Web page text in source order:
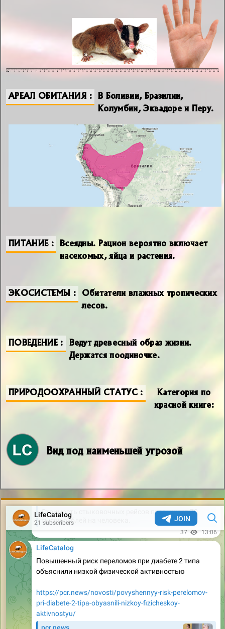
АРЕАЛ ОБИТАНИЯ В Боливии, Бразилии,
Колумбии, Эквадоре и Перу.
ПИТАНИЕ Всеядны. Рацион вероятно включает
насекомых, яйца и растения.
ЭКОСИСТЕМЫ Обитатели влажных тропических
лесов.
ПОВЕДЕНИЕ Ведут древесный образ жизни.
Держатся поодиночке.
ПРИРОДООХРАННЫЙ СТАТУС Категория по
красной книге:
Вид под наименьшей угрозой